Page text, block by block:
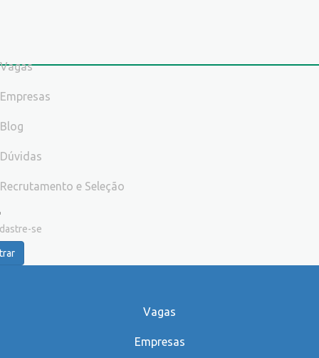
Vagas
Empresas
Blog
Dúvidas
Recrutamento e Seleção
se
Vagas
Empresas